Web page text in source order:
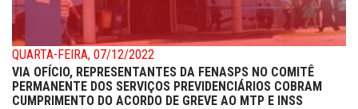
QUARTA-FEIRA, 07/12/2022
VIA OFÍCIO, REPRESENTANTES DA FENASPS NO COMITÊ
PERMANENTE DOS SERVIÇOS PREVIDENCIÁRIOS COBRAM
CUMPRIMENTO DO ACORDO DE GREVE AO MTP E INSS